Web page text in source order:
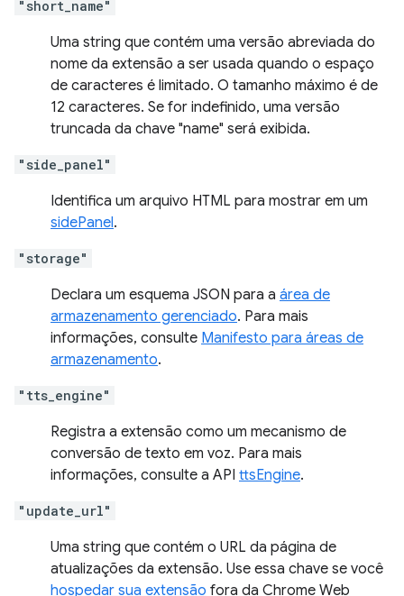
"short_name"
Uma string que contém uma versão abreviada do
nome da extensão a ser usada quando o espaço
de caracteres é limitado. O tamanho máximo é de
12 caracteres. Se for indefinido, uma versão
truncada da chave "name" será exibida.
"side_panel"
Identifica um arquivo HTML para mostrar em um
sidePanel.
"storage"
Declara um esquema JSON para a área de
armazenamento gerenciado. Para mais
informações, consulte Manifesto para áreas de
armazenamento.
"tts_engine"
Registra a extensão como um mecanismo de
conversão de texto em voz. Para mais
informações, consulte a API ttsEngine.
"update_url"
Uma string que contém o URL da página de
atualizações da extensão. Use essa chave se você
hospedar sua extensão fora da Chrome Web